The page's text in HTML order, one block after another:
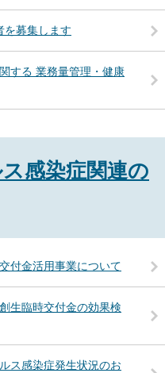
を募集します
する 業務量管理・健康
感染症関連の
付金活用事業について
生臨時交付金の効果検
ス感染症発生状況のお